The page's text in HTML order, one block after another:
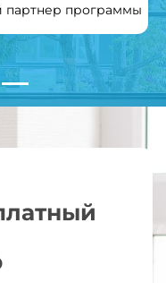
партнер программы